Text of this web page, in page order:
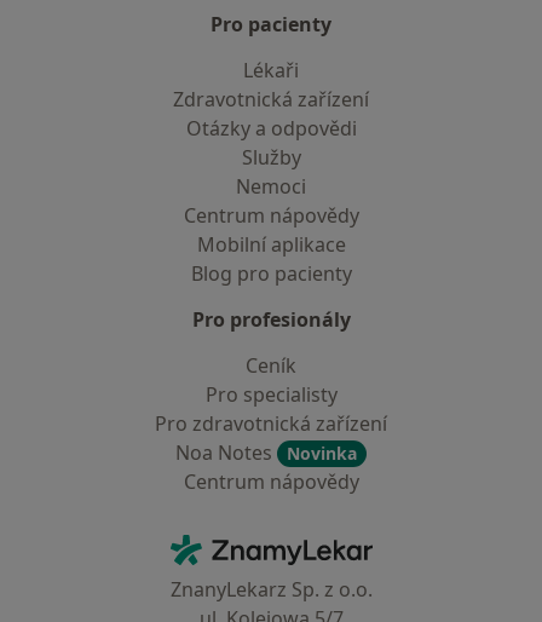
Pro pacienty
Lékaři
Zdravotnická zařízení
Otázky a odpovědi
Služby
Nemoci
Centrum nápovědy
Mobilní aplikace
Blog pro pacienty
Pro profesionály
Ceník
Pro specialisty
Pro zdravotnická zařízení
Noa Notes
Novinka
Centrum nápovědy
ZnamyLekar - Hlavní stránka
ZnanyLekarz Sp. z o.o.